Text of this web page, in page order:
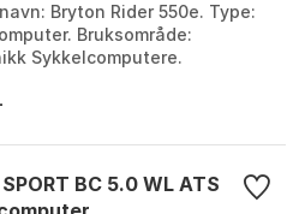
Bryton Rider 550e. Type:
Bruksområde:
Sykkelcomputere.
One Size.
BC 5.0 WL ATS